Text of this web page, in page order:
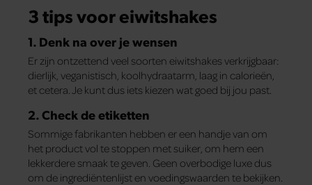
3 tips voor eiwitshakes
1. Denk na over je wensen
Er zijn ontzettend veel soorten eiwitshakes verkrijgbaar:
dierlijk, veganistisch, koolhydraatarm, laag in calorieën,
et cetera. Je kunt dus iets kiezen wat goed bij jou past.
2. Check de etiketten
Sommige fabrikanten hebben er een handje van om
het product vol te stoppen met suiker, om hem een
lekkerdere smaak te geven. Geen overbodige luxe dus
om de ingrediëntenlijst en voedingswaarden te bekijken.